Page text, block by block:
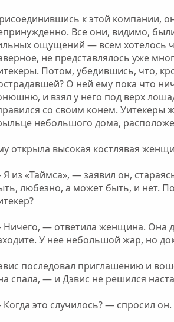
к этой компании,
Все они, видимо,
ощущений — всем хотелось
не представлялось уже
Потом, убедившись, что,
О ней ему пока что
и взял у него под верх
со своим конем. Уитекеры
небольшого дома,
открыла высокая костлявая
из «Таймса», — заявил он,
любезно, а может быть, и нет.
— ответила женщина. Она
У нее небольшой жар, но
последовал приглашению и
спала, — и Дэвис не решился
это случилось? — спросил он.